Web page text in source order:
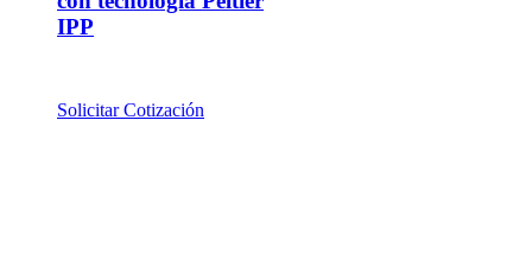
IPP
Solicitar Cotización